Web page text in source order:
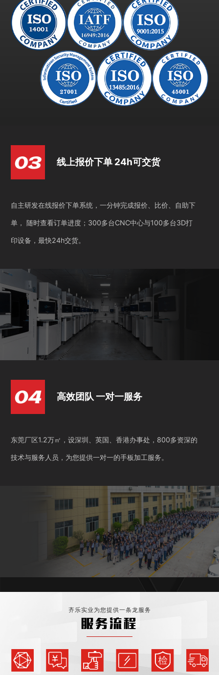
线上报价下单 24h可交货
自主研发在线报价下单系统，一分钟完成报价、比价、自助下
单， 随时查看订单进度；300多台CNC中心与100多台3D打
印设备，最快24h交货。
高效团队 一对一服务
东莞厂区1.2万㎡，设深圳、英国、香港办事处，800多资深的
技术与服务人员，为您提供一对一的手板加工服务。
齐乐实业为您提供一条龙服务
服务流程